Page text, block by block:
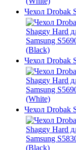
Чехол Drobak
Чехол Drobak
Чехол Drobak